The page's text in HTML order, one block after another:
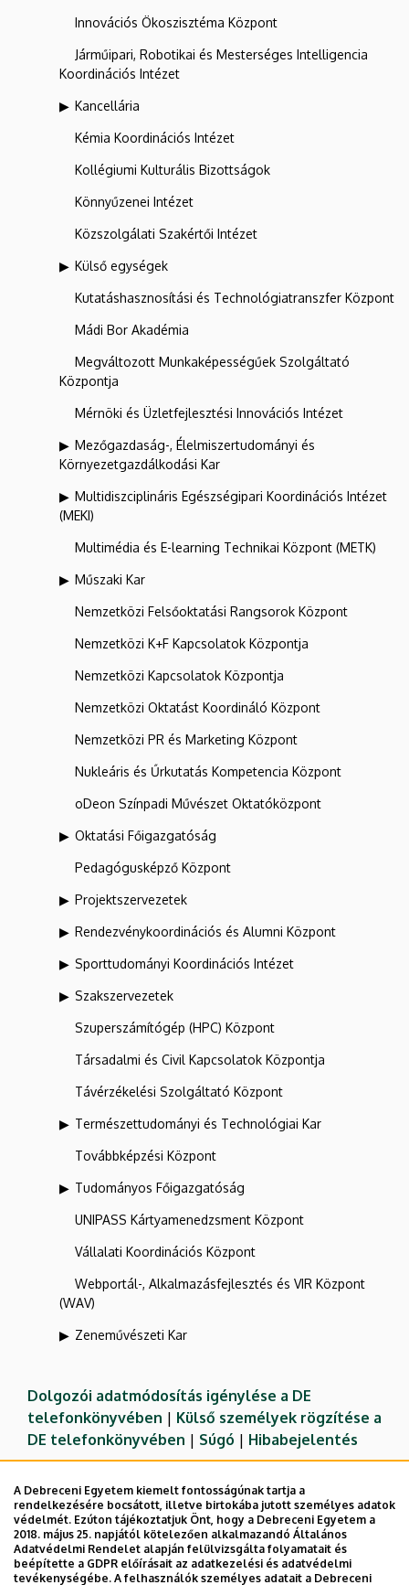
Innovációs Ökoszisztéma Központ
Járműipari, Robotikai és Mesterséges Intelligencia
Koordinációs Intézet
Kancellária
Kémia Koordinációs Intézet
Kollégiumi Kulturális Bizottságok
Könnyűzenei Intézet
Közszolgálati Szakértői Intézet
Külső egységek
Kutatáshasznosítási és Technológiatranszfer Központ
Mádi Bor Akadémia
Megváltozott Munkaképességűek Szolgáltató
Központja
Mérnöki és Üzletfejlesztési Innovációs Intézet
Mezőgazdaság-, Élelmiszertudományi és
Környezetgazdálkodási Kar
Multidiszciplináris Egészségipari Koordinációs Intézet
(MEKI)
Multimédia és E-learning Technikai Központ (METK)
Műszaki Kar
Nemzetközi Felsőoktatási Rangsorok Központ
Nemzetközi K+F Kapcsolatok Központja
Nemzetközi Kapcsolatok Központja
Nemzetközi Oktatást Koordináló Központ
Nemzetközi PR és Marketing Központ
Nukleáris és Űrkutatás Kompetencia Központ
oDeon Színpadi Művészet Oktatóközpont
Oktatási Főigazgatóság
Pedagógusképző Központ
Projektszervezetek
Rendezvénykoordinációs és Alumni Központ
Sporttudományi Koordinációs Intézet
Szakszervezetek
Szuperszámítógép (HPC) Központ
Társadalmi és Civil Kapcsolatok Központja
Távérzékelési Szolgáltató Központ
Természettudományi és Technológiai Kar
Továbbképzési Központ
Tudományos Főigazgatóság
UNIPASS Kártyamenedzsment Központ
Vállalati Koordinációs Központ
Webportál-, Alkalmazásfejlesztés és VIR Központ
(WAV)
Zeneművészeti Kar
Dolgozói adatmódosítás igénylése a DE
telefonkönyvében | Külső személyek rögzítése a
DE telefonkönyvében | Súgó | Hibabejelentés
A Debreceni Egyetem kiemelt fontosságúnak tartja a
rendelkezésére bocsátott, illetve birtokába jutott személyes adatok
védelmét. Ezúton tájékoztatjuk Önt, hogy a Debreceni Egyetem a
2018. május 25. napjától kötelezően alkalmazandó Általános
Adatvédelmi Rendelet alapján felülvizsgálta folyamatait és
beépítette a GDPR előírásait az adatkezelési és adatvédelmi
tevékenységébe. A felhasználók személyes adatait a Debreceni